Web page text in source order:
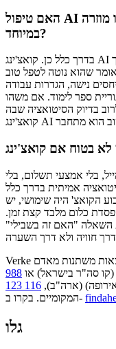
האם טיפול AI יכול לעזור אם הבעיה שלי ספציפית או מוזרה
במיוחד?
בדרך כלל כן. קואצ'ינג AI מסתגל לצורה הספציפית של הסיטואציה שלך
שהוא נוטה לטפל טוב
נישה, הגדרות עבודה
ספר לימוד. אם משהו
בדיוק הסיטואציה שבה
של 7 ימים — בלי מייל, בלי אמצעי תשלום, בלי
אמיתית בדרך כלל
הקואצ' היה שימושי, יש
כלום מלבד קצת זמן.
השאלה "האם זה בשבילי"
Verke מספק אימון, לא טיפול או טיפול רפואי. התוצאות משתנות מאדם
988
(ארה"ב), 116 123
המקומיים. בקרו ב-
גלו